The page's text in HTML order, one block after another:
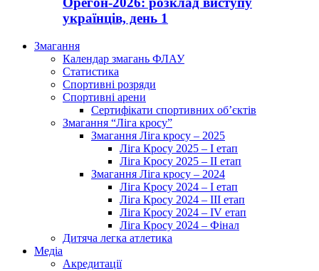
українців, день 1
Змагання
Календар змагань ФЛАУ
Статистика
Спортивні розряди
Спортивні арени
Сертифікати спортивних об’єктів
Змагання “Ліга кросу”
Змагання Ліга кросу – 2025
Ліга Кросу 2025 – I етап
Ліга Кросу 2025 – II етап
Змагання Ліга кросу – 2024
Ліга Кросу 2024 – I етап
Ліга Кросу 2024 – III етап
Ліга Кросу 2024 – IV етап
Ліга Кросу 2024 – Фінал
Дитяча легка атлетика
Медіа
Акредитації